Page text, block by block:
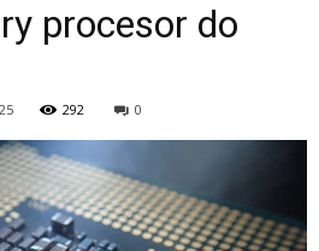
procesor do
292 0